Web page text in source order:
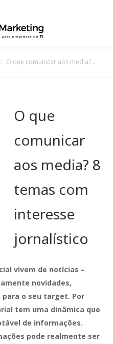
O que comunicar aos media?…
O que
comunicar
aos media? 8
temas com
interesse
jornalístico
vivem de notícias –
novidades,
o seu target. Por
tem uma dinâmica que
de informações.
pode realmente ser